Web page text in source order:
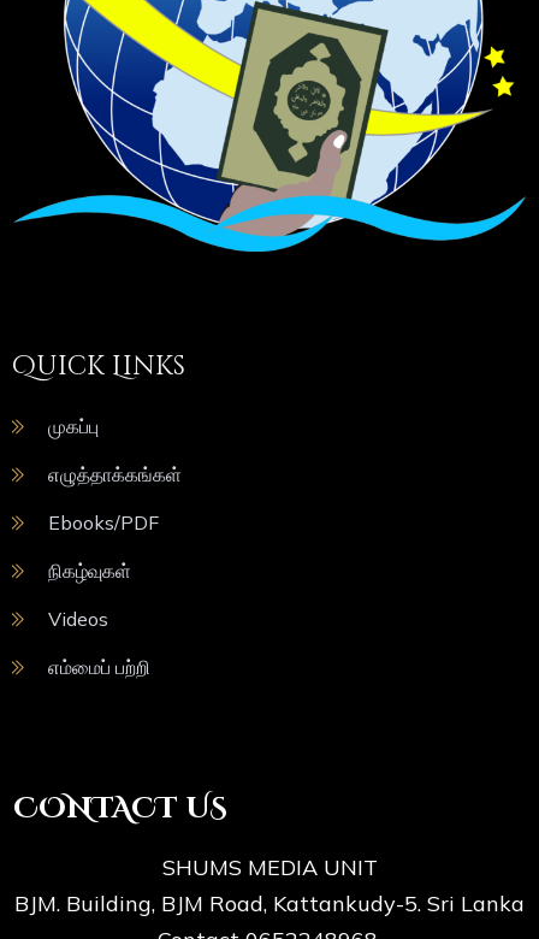
Quick Links
முகப்பு
எழுத்தாக்கங்கள்
Ebooks/PDF
நிகழ்வுகள்
Videos
எம்மைப் பற்றி
CONTACT US
SHUMS MEDIA UNIT
BJM. Building, BJM Road, Kattankudy-5. Sri Lanka